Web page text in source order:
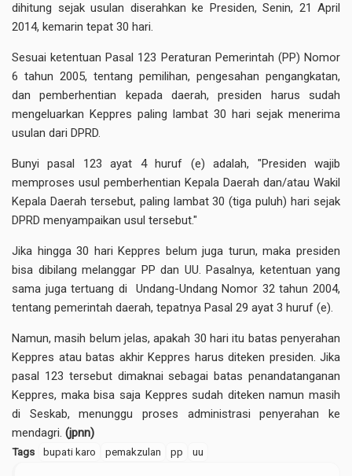
dihitung sejak usulan diserahkan ke Presiden, Senin, 21 April
2014, kemarin tepat 30 hari.
Sesuai ketentuan Pasal 123 Peraturan Pemerintah (PP) Nomor
6 tahun 2005, tentang pemilihan, pengesahan pengangkatan,
dan pemberhentian kepada daerah, presiden harus sudah
mengeluarkan Keppres paling lambat 30 hari sejak menerima
usulan dari DPRD.
Bunyi pasal 123 ayat 4 huruf (e) adalah, "Presiden wajib
memproses usul pemberhentian Kepala Daerah dan/atau Wakil
Kepala Daerah tersebut, paling lambat 30 (tiga puluh) hari sejak
DPRD menyampaikan usul tersebut."
Jika hingga 30 hari Keppres belum juga turun, maka presiden
bisa dibilang melanggar PP dan UU. Pasalnya, ketentuan yang
sama juga tertuang di Undang-Undang Nomor 32 tahun 2004,
tentang pemerintah daerah, tepatnya Pasal 29 ayat 3 huruf (e).
Namun, masih belum jelas, apakah 30 hari itu batas penyerahan
Keppres atau batas akhir Keppres harus diteken presiden. Jika
pasal 123 tersebut dimaknai sebagai batas penandatanganan
Keppres, maka bisa saja Keppres sudah diteken namun masih
di Seskab, menunggu proses administrasi penyerahan ke
mendagri. (jpnn)
Tags bupati karo pemakzulan pp uu